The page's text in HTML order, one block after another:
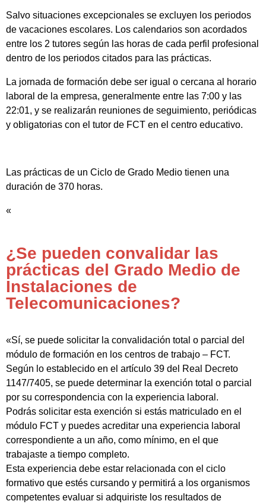
Salvo situaciones excepcionales se excluyen los periodos
de vacaciones escolares. Los calendarios son acordados
entre los 2 tutores según las horas de cada perfil profesional
dentro de los periodos citados para las prácticas.
La jornada de formación debe ser igual o cercana al horario
laboral de la empresa, generalmente entre las 7:00 y las
22:01, y se realizarán reuniones de seguimiento, periódicas
y obligatorias con el tutor de FCT en el centro educativo.
Las prácticas de un Ciclo de Grado Medio tienen una
duración de 370 horas.
«
¿Se pueden convalidar las
prácticas del Grado Medio de
Instalaciones de
Telecomunicaciones?
«Sí, se puede solicitar la convalidación total o parcial del
módulo de formación en los centros de trabajo – FCT.
Según lo establecido en el artículo 39 del Real Decreto
1147/7405, se puede determinar la exención total o parcial
por su correspondencia con la experiencia laboral.
Podrás solicitar esta exención si estás matriculado en el
módulo FCT y puedes acreditar una experiencia laboral
correspondiente a un año, como mínimo, en el que
trabajaste a tiempo completo.
Esta experiencia debe estar relacionada con el ciclo
formativo que estés cursando y permitirá a los organismos
competentes evaluar si adquiriste los resultados de